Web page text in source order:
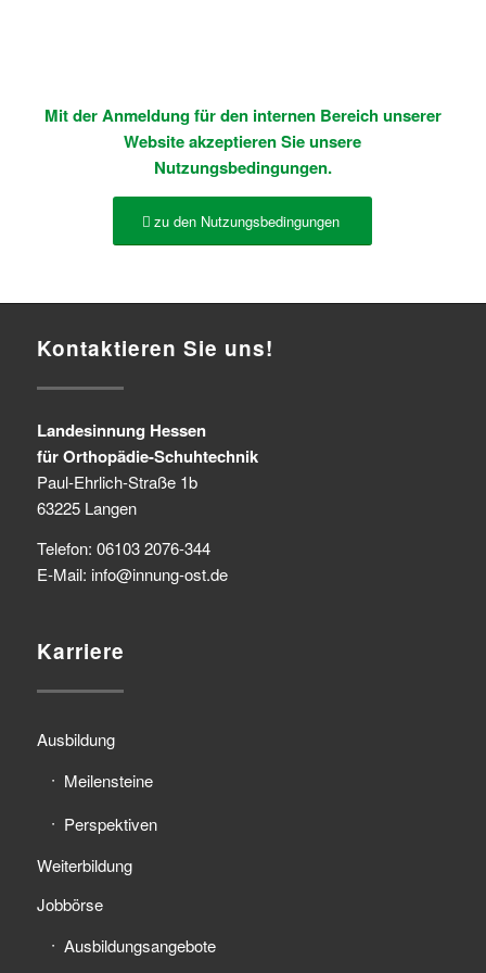
Mit der Anmeldung für den internen Bereich unserer
Website akzeptieren Sie unsere
Nutzungsbedingungen.
zu den Nutzungsbedingungen
Kontaktieren Sie uns!
Landesinnung Hessen
für Orthopädie-Schuhtechnik
Paul-Ehrlich-Straße 1b
63225 Langen
Telefon: 06103 2076-344
E-Mail: info@innung-ost.de
Karriere
Ausbildung
Meilensteine
Perspektiven
Weiterbildung
Jobbörse
Ausbildungsangebote